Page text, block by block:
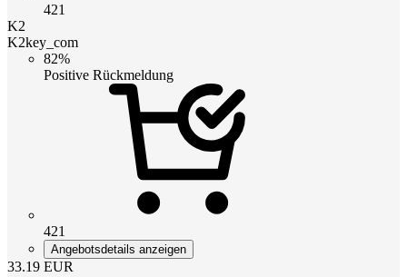
421
K2
K2key_com
82%
Positive Rückmeldung
421
Angebotsdetails anzeigen
33.19 EUR